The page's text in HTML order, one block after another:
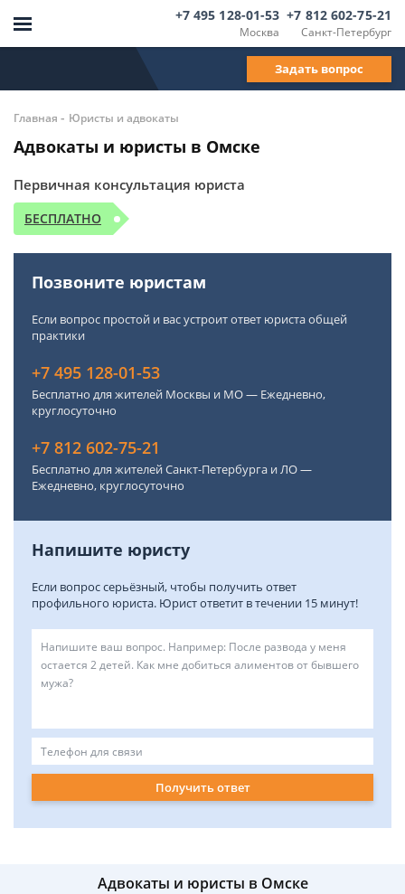
Москва
+7 495 128-01-53
Санкт-Петербург
+7 812 602-75-21
Задать вопрос
Главная - Юристы и адвокаты
Адвокаты и юристы в Омске
Первичная консультация юриста
БЕСПЛАТНО
Позвоните юристам
Если вопрос простой и вас устроит ответ юриста общей
практики
+7 495 128-01-53
Бесплатно для жителей Москвы и МО — Ежедневно,
круглосуточно
+7 812 602-75-21
Бесплатно для жителей Санкт-Петербурга и ЛО —
Ежедневно, круглосуточно
Напишите юристу
Если вопрос серьёзный, чтобы получить ответ
профильного юриста. Юрист ответит в течении 15 минут!
Получить ответ
Адвокаты и юристы в Омске